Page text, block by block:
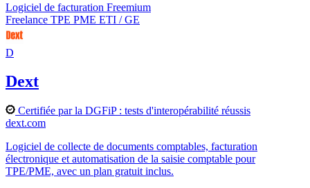
Logiciel de facturation Freemium
Freelance TPE PME ETI / GE
D
Dext
Certifiée par la DGFiP : tests d'interopérabilité réussis
dext.com
Logiciel de collecte de documents comptables, facturation
électronique et automatisation de la saisie comptable pour
TPE/PME, avec un plan gratuit inclus.